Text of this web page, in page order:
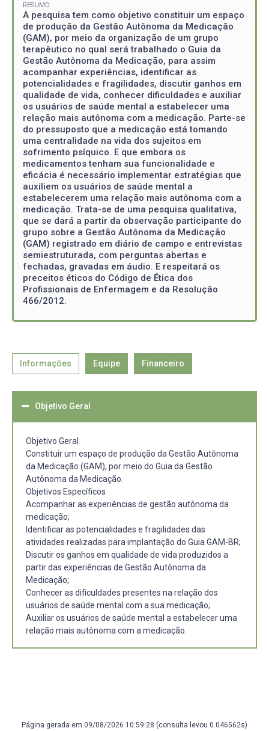
RESUMO
A pesquisa tem como objetivo constituir um espaço
de produção da Gestão Autônoma da Medicação
(GAM), por meio da organização de um grupo
terapêutico no qual será trabalhado o Guia da
Gestão Autônoma da Medicação, para assim
acompanhar experiências, identificar as
potencialidades e fragilidades, discutir ganhos em
qualidade de vida, conhecer dificuldades e auxiliar
os usuários de saúde mental a estabelecer uma
relação mais autônoma com a medicação. Parte-se
do pressuposto que a medicação está tomando
uma centralidade na vida dos sujeitos em
sofrimento psíquico. E que embora os
medicamentos tenham sua funcionalidade e
eficácia é necessário implementar estratégias que
auxiliem os usuários de saúde mental a
estabelecerem uma relação mais autônoma com a
medicação. Trata-se de uma pesquisa qualitativa,
que se dará a partir da observação participante do
grupo sobre a Gestão Autônoma da Medicação
(GAM) registrado em diário de campo e entrevistas
semiestruturada, com perguntas abertas e
fechadas, gravadas em áudio. E respeitará os
preceitos éticos do Código de Ética dos
Profissionais de Enfermagem e da Resolução
466/2012.
Informações Equipe Financeiro
Objetivo Geral
Objetivo Geral
Constituir um espaço de produção da Gestão Autônoma
da Medicação (GAM), por meio do Guia da Gestão
Autônoma da Medicação.
Objetivos Específicos
Acompanhar as experiências de gestão autônoma da
medicação;
Identificar as potencialidades e fragilidades das
atividades realizadas para implantação do Guia GAM-BR;
Discutir os ganhos em qualidade de vida produzidos a
partir das experiências de Gestão Autônoma da
Medicação;
Conhecer as dificuldades presentes na relação dos
usuários de saúde mental com a sua medicação;
Auxiliar os usuários de saúde mental a estabelecer uma
relação mais autônoma com a medicação.
Página gerada em 09/08/2026 10:59:28 (consulta levou 0.046562s)